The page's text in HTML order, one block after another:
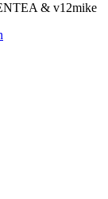
& v12mike